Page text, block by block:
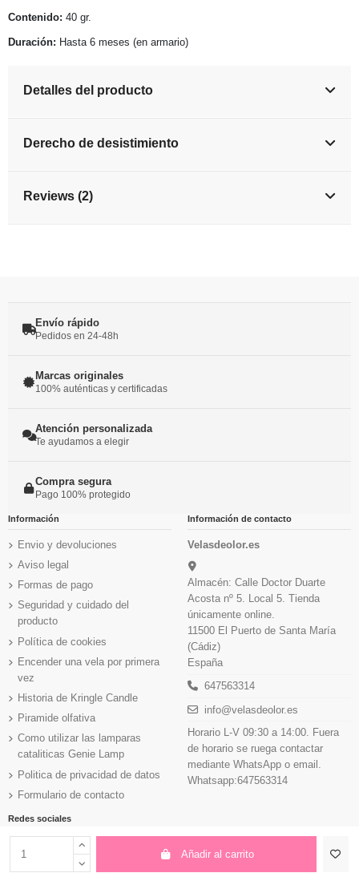
Añadir al carrito
Contenido: 40 gr.
Duración: Hasta 6 meses (en armario)
Detalles del producto
Derecho de desistimiento
Reviews (2)
Envío rápido
Pedidos en 24-48h
Marcas originales
100% auténticas y certificadas
Atención personalizada
Te ayudamos a elegir
Compra segura
Pago 100% protegido
Información
Envio y devoluciones
Aviso legal
Formas de pago
Seguridad y cuidado del
producto
Política de cookies
Encender una vela por primera
vez
Historia de Kringle Candle
Piramide olfativa
Como utilizar las lamparas
cataliticas Genie Lamp
Politica de privacidad de datos
Formulario de contacto
Información de contacto
Velasdeolor.es
Almacén: Calle Doctor Duarte
Acosta nº 5. Local 5. Tienda
únicamente online.
11500 El Puerto de Santa María
(Cádiz)
España
647563314
info@velasdeolor.es
Horario L-V 09:30 a 14:00. Fuera
de horario se ruega contactar
mediante WhatsApp o email.
Whatsapp:647563314
Redes sociales